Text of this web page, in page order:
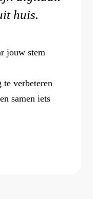
huis.
jouw stem
te verbeteren
samen iets